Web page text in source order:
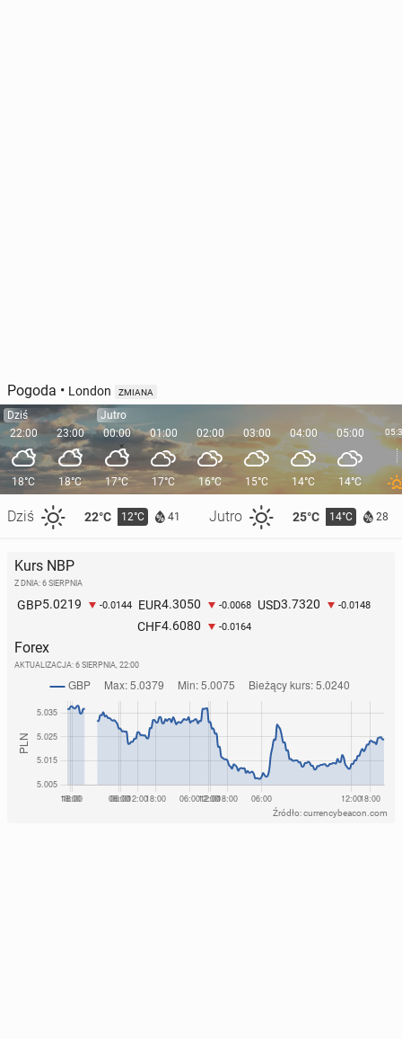
Pogoda • London ZMIANA
Dziś
22:00
18°C
Dziś 22°C 12°C 41 Jutro 25°C 14°C 28
23:00
18°C
Jutro
00:00
17°C
01:00
17°C
02:00
16°C
03:00
15°C
04:00
14°C
05:00
14°C
Kurs NBP
Z DNIA: 6 SIERPNIA
GBP5.0219 -0.0144 EUR4.3050 -0.0068 USD3.7320 -0.0148
CHF4.6080 -0.0164
Forex
AKTUALIZACJA: 6 SIERPNIA, 22:00
Źródło: currencybeacon.com